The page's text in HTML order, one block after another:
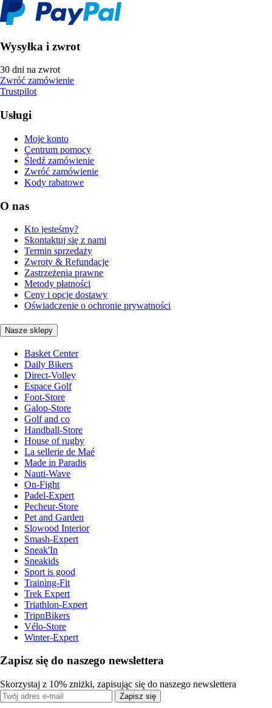
Wysyłka i zwrot
30 dni na zwrot
Zwróć zamówienie
Trustpilot
Usługi
Moje konto
Centrum pomocy
Śledź zamówienie
Zwróć zamówienie
Kody rabatowe
O nas
Kto jesteśmy?
Skontaktuj się z nami
Termin sprzedaży
Zwroty & Refundacje
Zastrzeżenia prawne
Metody płatności
Ceny i opcje dostawy
Oświadczenie o ochronie prywatności
Nasze sklepy
Basket Center
Daily Bikers
Direct-Volley
Espace Golf
Foot-Store
Galop-Store
Golf and co
Handball-Store
House of rugby
La sellerie de Maé
Made in Paradis
Nauti-Wave
On-Fight
Padel-Expert
Pecheur-Store
Pet and Garden
Slowood Interior
Smash-Expert
Sneak'In
Sneakids
Sport is good
Training-Fit
Trek Expert
Triathlon-Expert
TripnBikers
Vélo-Store
Winter-Expert
Zapisz się do naszego newslettera
Skorzystaj z 10% zniżki, zapisując się do naszego newslettera
Zapisz się